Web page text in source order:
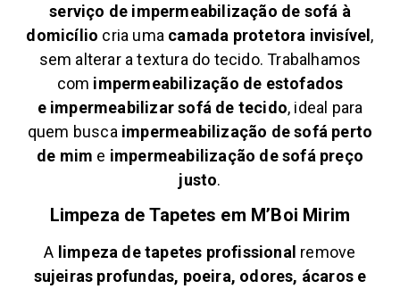
serviço de impermeabilização de sofá à
domicílio cria uma camada protetora invisível,
sem alterar a textura do tecido. Trabalhamos
com impermeabilização de estofados
e impermeabilizar sofá de tecido, ideal para
quem busca impermeabilização de sofá perto
de mim e impermeabilização de sofá preço
justo.
Limpeza de Tapetes em M’Boi Mirim
A limpeza de tapetes profissional remove
sujeiras profundas, poeira, odores, ácaros e